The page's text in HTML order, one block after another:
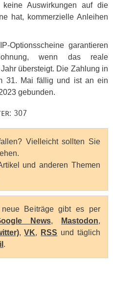
Auswirkungen auf die
hat, kommerzielle Anleihen
-Optionsscheine garantieren
wenn das reale
übersteigt. Die Zahlung in
31. Mai fällig und ist an ein
gebunden.
307
Vielleicht sollten Sie
und anderen Themen
neue Beiträge gibt es per
News, Mastodon,
,VK, RSS und täglich
.